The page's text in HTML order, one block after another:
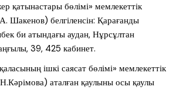
қатынастары бөлімі» мемлекеттік
Шакенов) белгіленсін: Қарағанды
би атындағы аудан, Нұрсұлтан
39, 425 кабинет.
ішкі саясат бөлімі» мемлекеттік
аталған қаулыны осы қаулы